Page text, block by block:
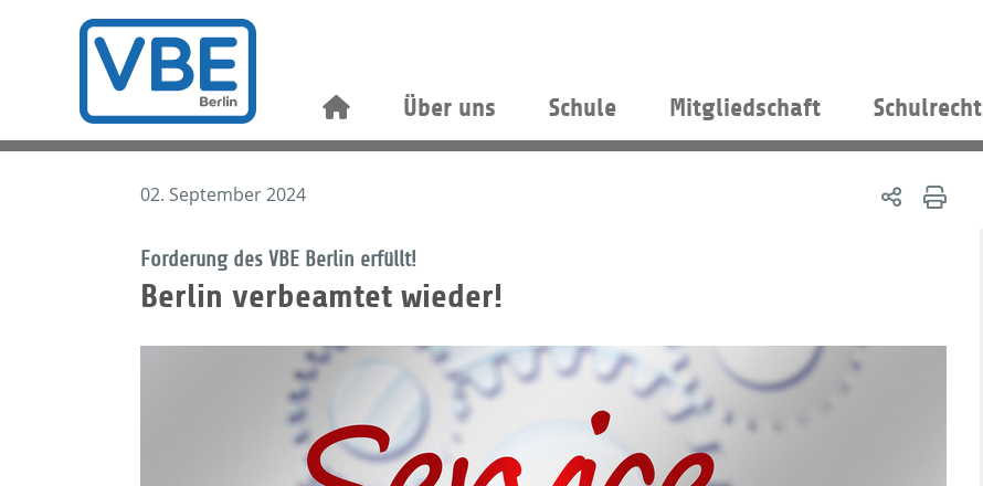
Über uns Schule Mitgliedschaft Schulrecht
02. September 2024
Forderung des VBE Berlin erfüllt!
Berlin verbeamtet wieder!